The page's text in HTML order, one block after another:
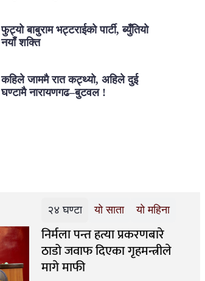
फुट्यो बाबुराम भट्टराईको पार्टी, ब्युँतियो
नयाँ शक्ति
कहिले जाममै रात कट्थ्यो, अहिले दुई
घण्टामै नारायणगढ–बुटवल !
२४ घण्टा यो साता यो महिना
निर्मला पन्त हत्या प्रकरणबारे
ठाडो जवाफ दिएका गृहमन्त्रीले
मागे माफी